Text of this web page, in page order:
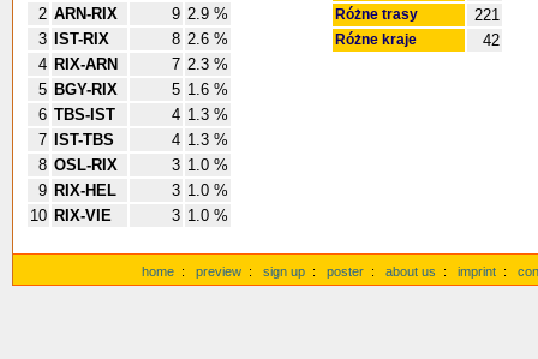
2 ARN-RIX 9 2.9 %
3
IST-RIX 8 2.6 %
4 RIX-ARN 7 2.3 %
5 BGY-RIX 5 1.6 %
6 TBS-IST 4 1.3 %
7
IST-TBS 4 1.3 %
8 OSL-RIX 3 1.0 %
9 RIX-HEL 3 1.0 %
10 RIX-VIE 3 1.0 %
Różne trasy 221
Różne kraje 42
home : preview : sign up : poster : about us : imprint :